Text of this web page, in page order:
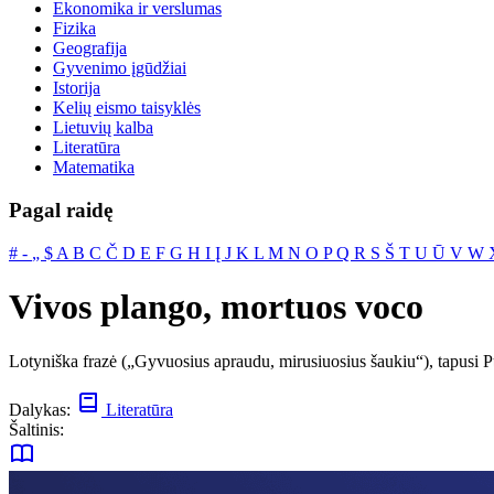
Ekonomika ir verslumas
Fizika
Geografija
Gyvenimo įgūdžiai
Istorija
Kelių eismo taisyklės
Lietuvių kalba
Literatūra
Matematika
Pagal raidę
# ‐ „ $ A B C Č D E F G H I Į J K L M N O PQ R S Š T U Ū V W
Vivos plango, mortuos voco
Lotyniška frazė („Gyvuosius apraudu, mirusiuosius šaukiu“), tapusi
Dalykas:
Literatūra
Šaltinis: